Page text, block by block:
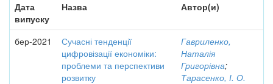
Дата
випуску
Назва Автор(и)
бер-2021
Сучасні тенденції
цифровізації економіки:
проблеми та перспективи
розвитку
Гавриленко,
Наталія
Григорівна;
Тарасенко, І. О.